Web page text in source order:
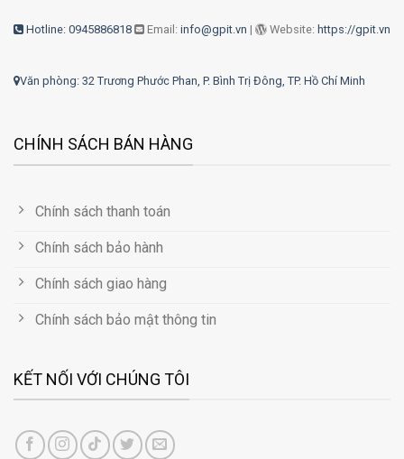
Hotline: 0945886818 Email: info@gpit.vn | Website: https://gpit.vn
Văn phòng: 32 Trương Phước Phan, P. Bình Trị Đông, TP. Hồ Chí Minh
CHÍNH SÁCH BÁN HÀNG
Chính sách thanh toán
Chính sách bảo hành
Chính sách giao hàng
Chính sách bảo mật thông tin
KẾT NỐI VỚI CHÚNG TÔI